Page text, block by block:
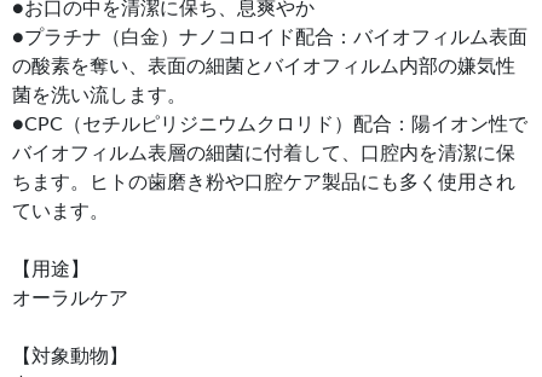
●お口の中を清潔に保ち、息爽やか
●プラチナ（白金）ナノコロイド配合：バイオフィルム表面
の酸素を奪い、表面の細菌とバイオフィルム内部の嫌気性
菌を洗い流します。
●CPC（セチルピリジニウムクロリド）配合：陽イオン性で
バイオフィルム表層の細菌に付着して、口腔内を清潔に保
ちます。ヒトの歯磨き粉や口腔ケア製品にも多く使用され
ています。
【用途】
オーラルケア
【対象動物】